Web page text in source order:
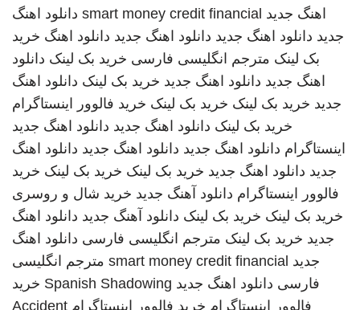
اهنگ جدید smart money credit financial دانلود اهنگ
جدید دانلود اهنگ جدید دانلود اهنگ جدید دانلود اهنگ خرید
بک لینک مترجم انگلیسی فارسی خرید بک لینک دانلود
اهنگ جدید دانلود اهنگ جدید خرید بک لینک دانلود اهنگ
جدید خرید بک لینک خرید بک لینک خرید فالوور اینستاگرام
خرید بک لینک دانلود اهنگ جدید دانلود اهنگ جدید
اینستاگرام دانلود اهنگ جدید دانلود اهنگ جدید دانلود اهنگ
جدید دانلود اهنگ جدید خرید بک لینک خرید بک لینک خرید
فالوور اینستاگرام دانلود آهنگ جدید خرید شال و روسری
خرید بک لینک خرید بک لینک دانلود آهنگ جدید دانلود اهنگ
جدید خرید بک لینک مترجم انگلیسی فارسی دانلود اهنگ
جدید smart money credit financial مترجم انگلیسی
فارسی دانلود اهنگ جدید Spanish Shadowing خرید
فالوور اینستاگرام خرید فالوور اینستاگرام Accident